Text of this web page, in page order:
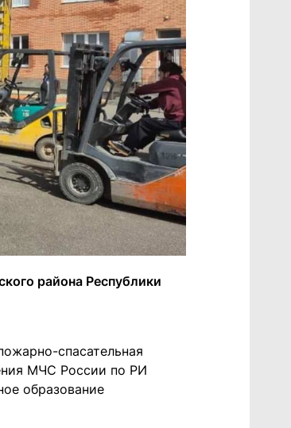
района Республики
спасательная
МЧС России по РИ
образование